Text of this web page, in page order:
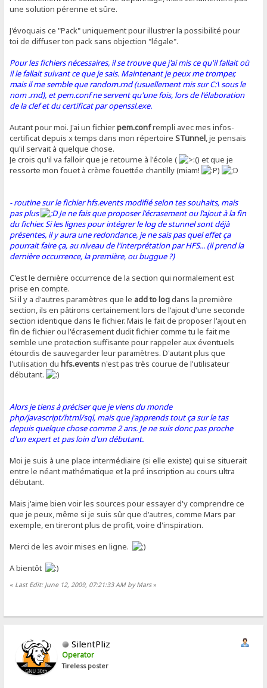
une solution pérenne et sûre.
J'évoquais ce "Pack" uniquement pour illustrer la possibilité pour
toi de diffuser ton pack sans objection "légale".
Pour les fichiers nécessaires, il se trouve que j'ai mis ce qu'il fallait où
il le fallait suivant ce que je sais. Maintenant je peux me tromper,
mais il me semble que random.rnd (usuellement mis sur C:\ sous le
nom .rnd), et pem.conf ne servent qu'une fois, lors de l'élaboration
de la clef et du certificat par openssl.exe.
Autant pour moi. J'ai un fichierpem.confrempli avec mes infos-
certificat depuis x temps dans mon répertoireSTunnel , je pensais
qu'il servait à quelque chose.
Je crois qu'il va falloir que je retourne à l'école (
) et que je
ressorte mon fouet à crème fouettée chantilly (miam!
)
- routine sur le fichier hfs.events modifié selon tes souhaits, mais
pas plus
Je ne fais que proposer l'écrasement ou l'ajout à la fin
du fichier. Si les lignes pour intégrer le log de stunnel sont déjà
présentes, il y aura une redondance, je ne sais pas quel effet ça
pourrait faire ça, au niveau de l'interprétation par HFS... (il prend la
dernière occurrence, la première, ou buggue ?)
C'est le dernière occurrence de la section qui normalement est
prise en compte.
Si il y a d'autres paramètres que le add to logdans la première
section, ils en pâtirons certainement lors de l'ajout d'une seconde
section identique dans le fichier. Mais le fait de proposer l'ajout en
fin de fichier ou l'écrasement dudit fichier comme tu le fait me
semble une protection suffisante pour rappeler aux éventuels
étourdis de sauvegarder leur paramètres. D'autant plus que
l'utilisation duhfs.eventsn'est pas très courue de l'utilisateur
débutant.
Alors je tiens à préciser que je viens du monde
php/javascript/html/sql, mais que j'apprends tout ça sur le tas
depuis quelque chose comme 2 ans. Je ne suis donc pas proche
d'un expert et pas loin d'un débutant.
Moi je suis à une place intermédiaire (si elle existe) qui se situerait
entre le néant mathématique et la pré inscription au cours ultra
débutant.
Mais j'aime bien voir les sources pour essayer d'y comprendre ce
que je peux, même si je suis sûr que d'autres, comme Mars par
exemple, en tireront plus de profit, voire d'inspiration.
Merci de les avoir mises en ligne.
A bientôt
« Last Edit: June 12, 2009, 07:21:33 AM by Mars»
SilentPliz
Operator
Tireless poster